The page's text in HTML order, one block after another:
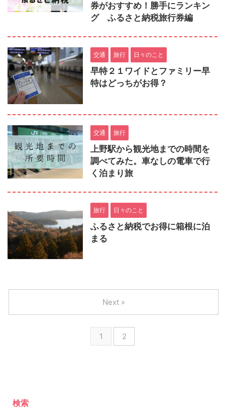
券がおすすめ！勝手にランキン
グ ふるさと納税旅行券編
交通 旅行 日々のこと
早特２１ワイドとファミリー早
特はどっちがお得？
交通 旅行
上野駅から観光地までの時間を
調べてみた。車なしの電車で行
く泊まり旅
旅行 日々のこと
ふるさと納税でお得に箱根に泊
まる
1 2
Next »
検索